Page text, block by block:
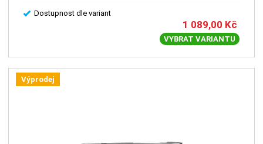
Dostupnost dle variant
1 089,00 Kč
VYBRAT VARIANTU
Výprodej